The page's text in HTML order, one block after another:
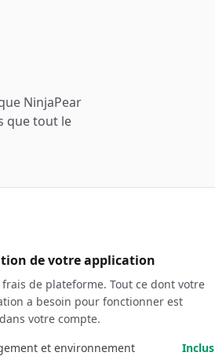
NinjaPear
que tout le
de votre application
frais de plateforme. Tout ce dont votre
a besoin pour fonctionner est
votre compte.
et environnement
Inclus